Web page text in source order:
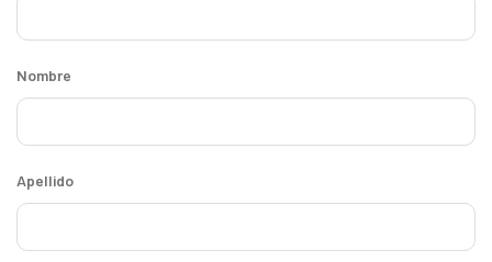
Nombre
Apellido